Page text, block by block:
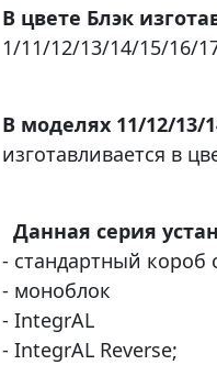
В цвете Блэк
1/11/12/13/14/15/16/
В моделях 11/12/13/
изготавливается в
Данная серия
- стандартный короб
- моноблок
- IntegrAL
- IntegrAL Reverse;